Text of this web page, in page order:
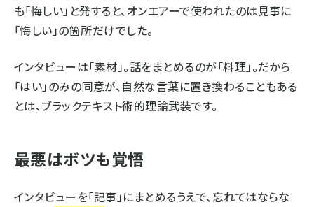
も「悔しい」と発すると、オンエアーで使われたのは見事に
「悔しい」の箇所だけでした。
インタビューは「素材」。話をまとめるのが「料理」。だから
「はい」のみの同意が、自然な言葉に置き換わることもある
とは、ブラックテキスト術的理論武装です。
最悪はボツも覚悟
インタビューを「記事」にまとめるうえで、忘れてはならな